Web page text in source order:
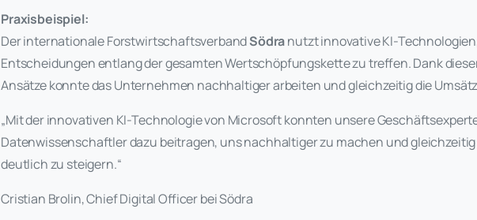
Praxisbeispiel:
Der internationale ForstwirtschaftsverbandSödranutzt innovative KI-
Entscheidungen entlang der gesamten Wertschöpfungskette zu treffen. Dank
Ansätze konnte das Unternehmen nachhaltiger arbeiten und gleichzeitig die
„Mit der innovativen KI-Technologie von Microsoft konnten unsere
Datenwissenschaftler dazu beitragen, uns nachhaltiger zu machen und
deutlich zu steigern.“
Cristian Brolin, Chief Digital Officer bei Södra